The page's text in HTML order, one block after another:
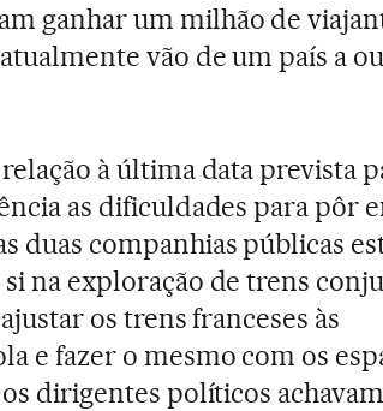
ganhar um milhão de
vão de um país a
à última data prevista
as dificuldades para pôr
duas companhias públicas
na exploração de trens
os trens franceses às
e fazer o mesmo com os
dirigentes políticos